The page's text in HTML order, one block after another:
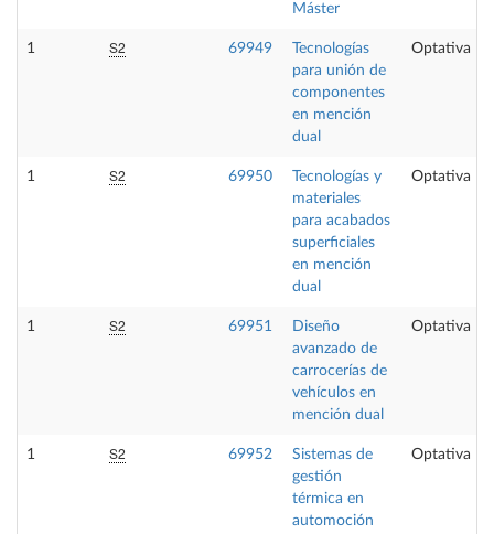
Máster
1 S2 69949
Tecnologías
para unión de
componentes
en mención
dual
Optativa
1 S2 69950
Tecnologías y
materiales
para acabados
superficiales
en mención
dual
Optativa
1 S2 69951
Diseño
avanzado de
carrocerías de
vehículos en
mención dual
Optativa
1 S2 69952
Sistemas de
gestión
térmica en
automoción
Optativa